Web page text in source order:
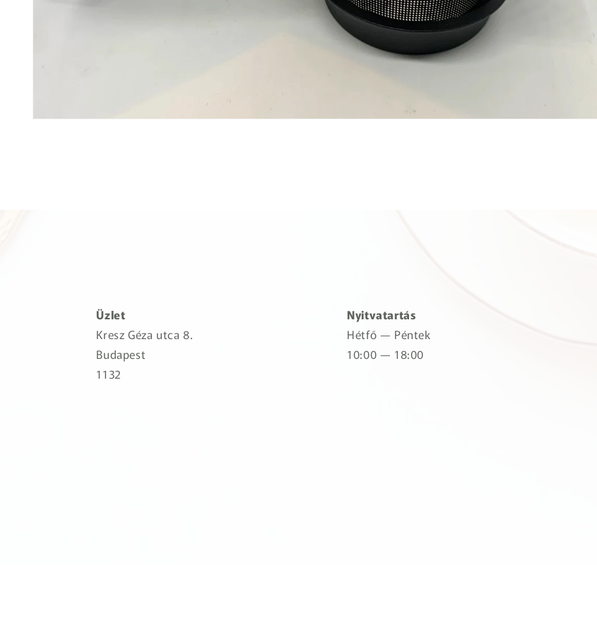
Üzlet
Kresz Géza utca 8.
Budapest
1132
Nyitvatartás
Hétfő — Péntek
10:00 — 18:00